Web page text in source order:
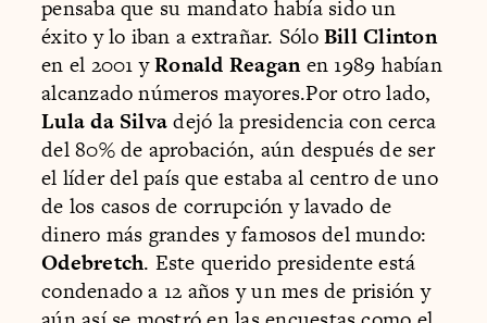
pensaba que su mandato había sido un
éxito y lo iban a extrañar. SóloBill Clinton
en el 2001 yRonald Reaganen 1989 habían
alcanzado números mayores.Por otro lado,
Lula da Silvadejó la presidencia con cerca
del 80% de aprobación, aún después de ser
el líder del país que estaba al centro de uno
de los casos de corrupción y lavado de
dinero más grandes y famosos del mundo:
Odebretch. Este querido presidente está
condenado a 12 años y un mes de prisión y